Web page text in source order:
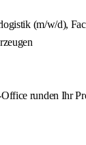
(m/w/d),
runden Ihr